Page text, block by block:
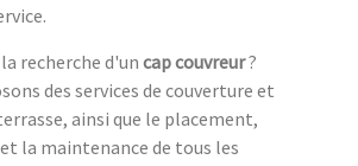
recherche d'un cap couvreur?
des services de couverture et
ainsi que le placement,
la maintenance de tous les